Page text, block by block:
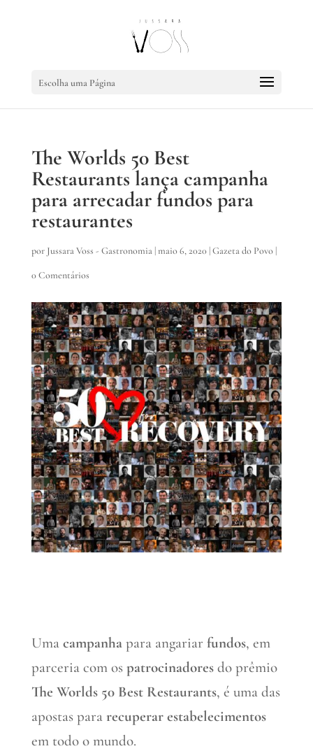
Escolha uma Página
The Worlds 50 Best
Restaurants lança campanha
para arrecadar fundos para
restaurantes
por Jussara Voss - Gastronomia|maio 6, 2020|Gazeta do Povo|
0 Comentários
Uma campanhapara angariar fundos, em
parceria com os patrocinadoresdo prêmio
The Worlds 50 Best Restaurants, é uma das
apostas para recuperar estabelecimentos
em todo o mundo.